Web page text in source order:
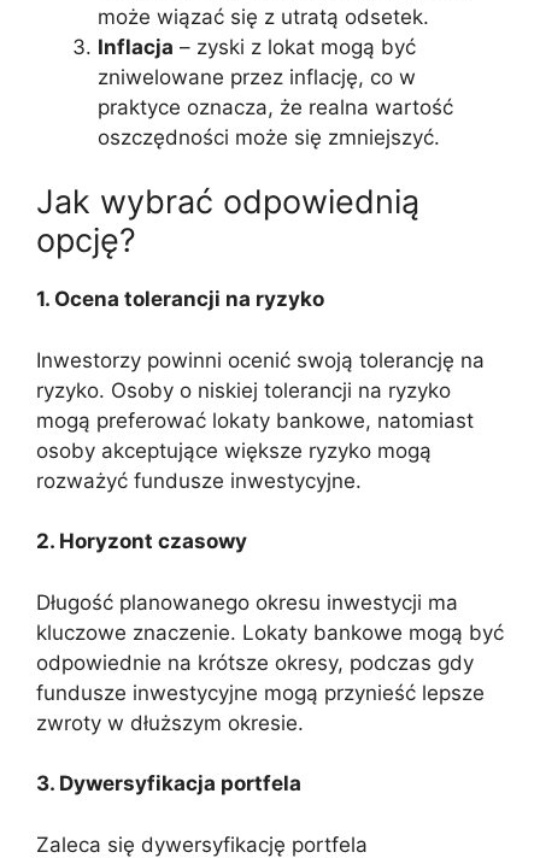
może wiązać się z utratą odsetek.
Inflacja – zyski z lokat mogą być
zniwelowane przez inflację, co w
praktyce oznacza, że realna wartość
oszczędności może się zmniejszyć.
Jak wybrać odpowiednią
opcję?
1. Ocena tolerancji na ryzyko
Inwestorzy powinni ocenić swoją tolerancję na
ryzyko. Osoby o niskiej tolerancji na ryzyko
mogą preferować lokaty bankowe, natomiast
osoby akceptujące większe ryzyko mogą
rozważyć fundusze inwestycyjne.
2. Horyzont czasowy
Długość planowanego okresu inwestycji ma
kluczowe znaczenie. Lokaty bankowe mogą być
odpowiednie na krótsze okresy, podczas gdy
fundusze inwestycyjne mogą przynieść lepsze
zwroty w dłuższym okresie.
3. Dywersyfikacja portfela
Zaleca się dywersyfikację portfela